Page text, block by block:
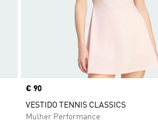
Price
€ 90
VESTIDO TENNIS CLASSICS
Mulher Performance